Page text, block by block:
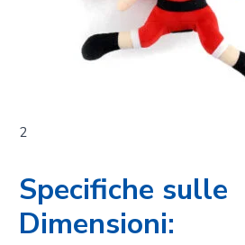
2
Specifiche sulle
Dimensioni: